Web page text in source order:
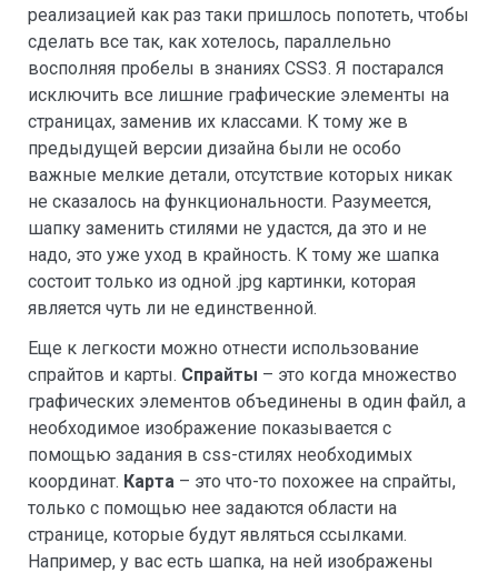
реализацией как раз таки пришлось попотеть, чтобы
сделать все так, как хотелось, параллельно
восполняя пробелы в знаниях CSS3. Я постарался
исключить все лишние графические элементы на
страницах, заменив их классами. К тому же в
предыдущей версии дизайна были не особо
важные мелкие детали, отсутствие которых никак
не сказалось на функциональности. Разумеется,
шапку заменить стилями не удастся, да это и не
надо, это уже уход в крайность. К тому же шапка
состоит только из одной .jpg картинки, которая
является чуть ли не единственной.
Еще к легкости можно отнести использование
спрайтов и карты. Спрайты – это когда множество
графических элементов объединены в один файл, а
необходимое изображение показывается с
помощью задания в css-стилях необходимых
координат. Карта – это что-то похожее на спрайты,
только с помощью нее задаются области на
странице, которые будут являться ссылками.
Например, у вас есть шапка, на ней изображены